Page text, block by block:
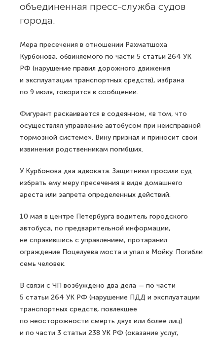
объединенная пресс-служба судов
города.
Мера пресечения в отношении Рахматшоха
Курбонова, обвиняемого по части 5 статьи 264 УК
РФ (нарушение правил дорожного движения
и эксплуатации транспортных средств), избрана
по 9 июля, говорится в сообщении.
Фигурант раскаивается в содеянном, «в том, что
осуществлял управление автобусом при неисправной
тормозной системе». Вину признал и приносит свои
извинения родственникам погибших.
У Курбонова два адвоката. Защитники просили суд
избрать ему меру пресечения в виде домашнего
ареста или запрета определенных действий.
10 мая в центре Петербурга водитель городского
автобуса, по предварительной информации,
не справившись с управлением, протаранил
ограждение Поцелуева моста и упал в Мойку. Погибли
семь человек.
В связи с ЧП возбуждено два дела — по части
5 статьи 264 УК РФ (нарушение ПДД и эксплуатации
транспортных средств, повлекшее
по неосторожности смерть двух или более лиц)
и по части 3 статьи 238 УК РФ (оказание услуг,